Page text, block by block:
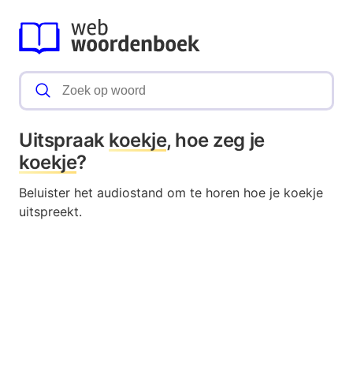
Uitspraak koekje, hoe zeg je
koekje?
Beluister het audiostand om te horen hoe je koekje
uitspreekt.